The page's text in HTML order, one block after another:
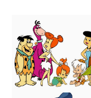
cenas. Resolvi
embaixo para vocês
estou amando (:
se assistir o filme
cena ao ouvir uma
Elliott Smith - Son of